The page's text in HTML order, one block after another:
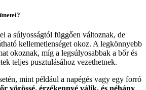
a súlyosságtól függően változnak, de
kellemetlenséget okoz. A legkönnyebb
okoznak, míg a legsúlyosabbak a bőr és
teljes pusztulásához vezethetnek.
mint például a napégés vagy egy forró